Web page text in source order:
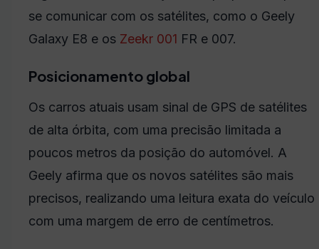
se comunicar com os satélites, como o Geely
Galaxy E8 e os Zeekr 001 FR e 007.
Posicionamento global
Os carros atuais usam sinal de GPS de satélites
de alta órbita, com uma precisão limitada a
poucos metros da posição do automóvel. A
Geely afirma que os novos satélites são mais
precisos, realizando uma leitura exata do veículo
com uma margem de erro de centímetros.